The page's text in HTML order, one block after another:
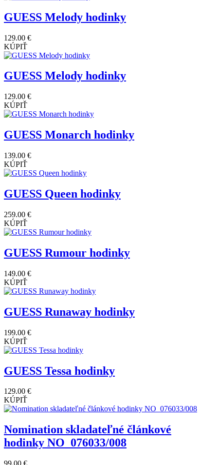
GUESS Melody hodinky
129.00 €
KÚPIŤ
GUESS Melody hodinky
129.00 €
KÚPIŤ
GUESS Monarch hodinky
139.00 €
KÚPIŤ
GUESS Queen hodinky
259.00 €
KÚPIŤ
GUESS Rumour hodinky
149.00 €
KÚPIŤ
GUESS Runaway hodinky
199.00 €
KÚPIŤ
GUESS Tessa hodinky
129.00 €
KÚPIŤ
Nomination skladateľné článkové
hodinky NO_076033/008